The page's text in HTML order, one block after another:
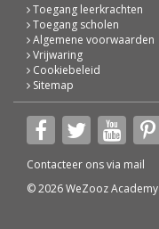
Toegang leerkrachten
Toegang scholen
Algemene voorwaarden
Vrijwaring
Cookiebeleid
Sitemap
Contacteer ons via mail
© 2026 WeZooz Academy